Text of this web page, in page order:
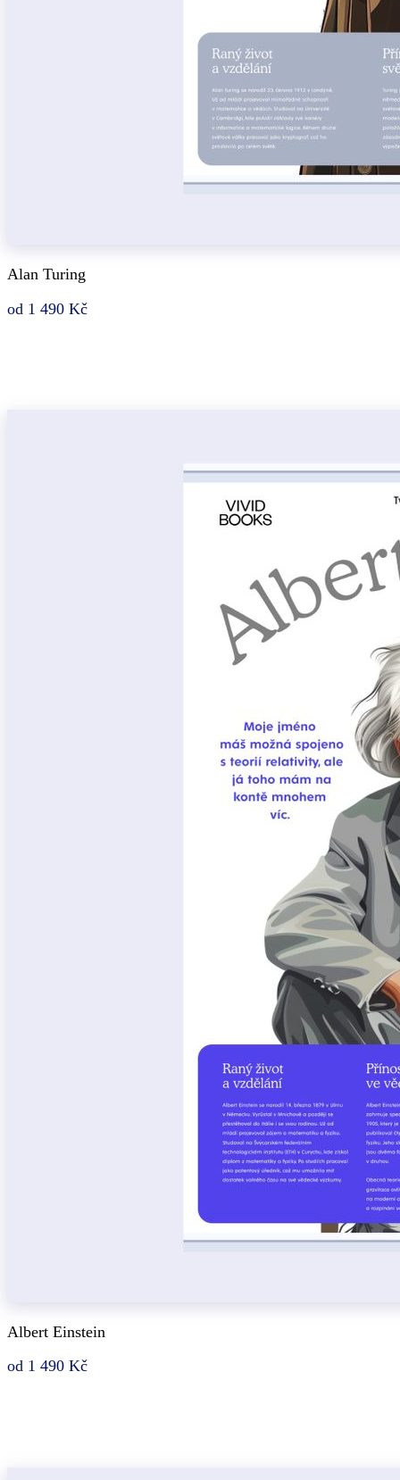
Alan Turing
od 1 490 Kč
Albert Einstein
od 1 490 Kč